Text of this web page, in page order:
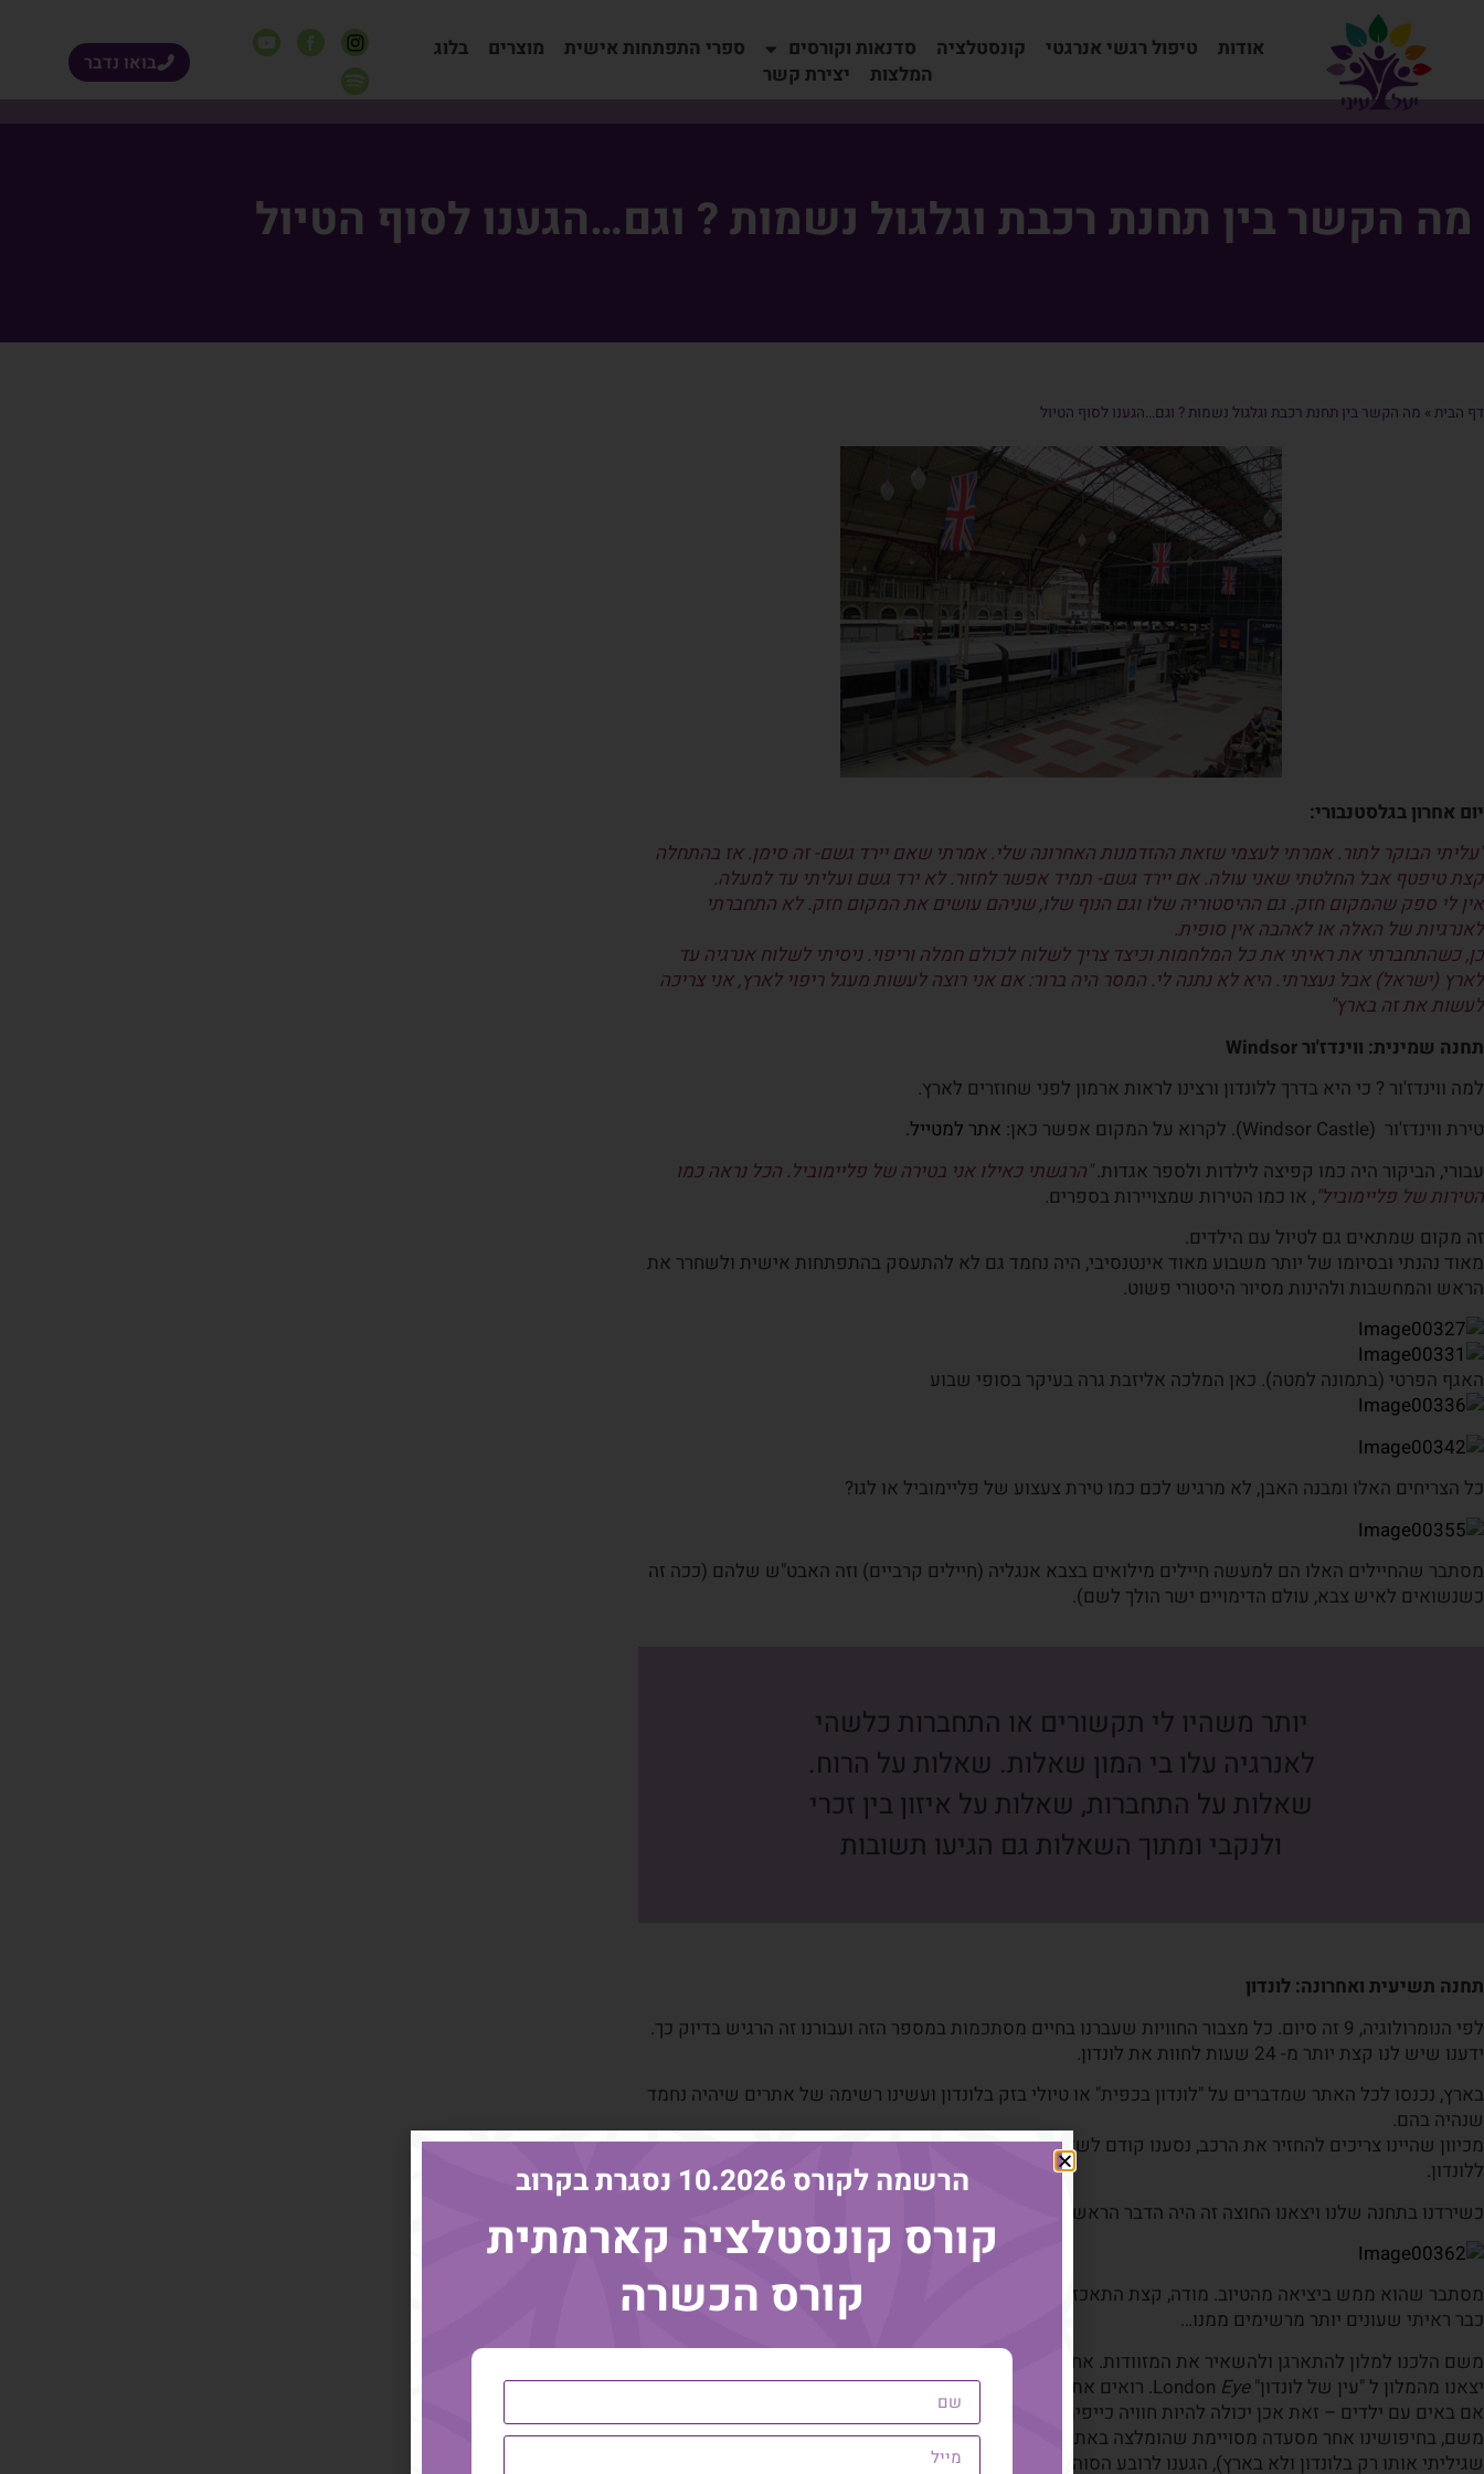
אודות טיפול רגשי אנרגטי קונסטלציה סדנאות וקורסים ספרי התפתחות אישית מוצרים
בלוג
המלצות
יצירת קשר בואו נדבר
מה הקשר בין תחנת רכבת וגלגול נשמות ? וגם…הגענו לסוף הטיול
דף הבית » מה הקשר בין תחנת רכבת וגלגול נשמות ? וגם…הגענו לסוף הטיול
יום אחרון בגלסטנבורי:
"עליתי הבוקר לתור. אמרתי לעצמי שזאת ההזדמנות האחרונה שלי. אמרתי שאם יירד גשם- זה סימן. אז בהתחלה
קצת טיפטף אבל החלטתי שאני עולה. אם יירד גשם- תמיד אפשר לחזור. לא ירד גשם ועליתי עד למעלה.
אין לי ספק שהמקום חזק. גם ההיסטוריה שלו וגם הנוף שלו, שניהם עושים את המקום חזק. לא התחברתי
לאנרגיות של האלה או לאהבה אין סופית.
כן, כשהתחברתי את ראיתי את כל המלחמות וכיצד צריך לשלוח לכולם חמלה וריפוי. ניסיתי לשלוח אנרגיה עד
לארץ (ישראל) אבל נעצרתי. היא לא נתנה לי. המסר היה ברור: אם אני רוצה לעשות מעגל ריפוי לארץ, אני צריכה
לעשות את זה בארץ"
תחנה שמינית: ווינדז'ורWindsor
למה ווינדז'ור ? כי היא בדרך ללונדון ורצינו לראות ארמון לפני שחוזרים לארץ.
טירת ווינדז'ור (Windsor Castle). לקרוא על המקום אפשר כאן:
אתר למטייל.
עבורי, הביקור היה כמו קפיצה לילדות ולספר אגדות."הרגשתי כאילו אני בטירה של פליימוביל. הכל נראה כמו
הטירות של פליימוביל" , או כמו הטירות שמצויירות בספרים.
זה מקום שמתאים גם לטיול עם הילדים.
מאוד נהנתי ובסיומו של יותר משבוע מאוד אינטנסיבי, היה נחמד גם לא להתעסק בהתפתחות אישית ולשחרר את
הראש והמחשבות ולהינות מסיור היסטורי פשוט.
האגף הפרטי (בתמונה למטה). כאן המלכה אליזבת גרה בעיקר בסופי שבוע
כל הצריחים האלו ומבנה האבן, לא מרגיש לכם כמו טירת צעצוע של פליימוביל או לגו?
מסתבר שהחיילים האלו הם למעשה חיילים מילואים בצבא אנגליה (חיילים קרביים) וזה האבט"ש שלהם (ככה זה
כשנשואים לאיש צבא, עולם הדימויים ישר הולך לשם).
יותר משהיו לי תקשורים או התחברות כלשהי
לאנרגיה עלו בי המון שאלות. שאלות על הרוח.
שאלות על התחברות, שאלות על איזון בין זכרי
ולנקבי ומתוך השאלות גם הגיעו תשובות
תחנה תשיעית ואחרונה: לונדון
לפי הנומרולוגיה, 9 זה סיום. כל מצבור החוויות שעברנו בחיים מסתכמות במספר הזה ועבורנו זה הרגיש בדיוק כך.
ידענו שיש לנו קצת יותר מ- 24 שעות לחוות את לונדון.
בארץ, נכנסו לכל האתר שמדברים על "לונדון בכפית" או טיולי בזק בלונדון ועשינו רשימה של אתרים שיהיה נחמד
שנהיה בהם.
מכיוון שהיינו צריכים להחזיר את הרכב, נסענו קודם לשדה התעופה להחזיר את הרכב ומשם ברכבת (הטיוב)
ללונדון.
כשירדנו בתחנה שלנו ויצאנו החוצה זה היה הדבר הראשון שעייניינו חזו:
מסתבר שהוא ממש ביציאה מהטיוב. מודה, קצת התאכזבתי. שעון.
כבר ראיתי שעונים יותר מרשימים ממנו…
משם הלכנו למלון להתארגן ולהשאיר את המזוודות. אחרי שנחנו קצת (וראינו את המשחק של אנגליה נגד וויילס)
יצאנו מהמלון ל "עין של לונדון" LondonEye
. רואים את כל לונדון. נחמד. לטעמנו זה היה מיותר ויקר. יחד עם זאת,
אם באים עם ילדים – זאת אכן יכולה להיות חוויה כייפית.
משם, בחיפושינו אחר מסעדה מסויימת שהומלצה באתר "
לשאול לונדוני" (דרך אגב, אתר מומלץ בחום וחבל לי
שגיליתי אותו רק בלונדון ולא בארץ), הגענו לרובע הסוהו, הסתובבנו בו ומצאנו את עצמנו בכיכר פיקדילי. וגם כאן
הרשמה לקורס 10.2026 נסגרת בקרוב
קורס קונסטלציה קארמתית
קורס הכשרה